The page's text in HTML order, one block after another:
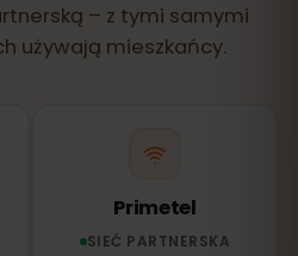
– z tymi samymi
używają mieszkańcy.
Primetel
SIEĆ PARTNERSKA